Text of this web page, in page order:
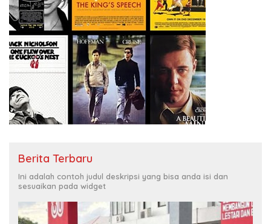
Berita Terbaru
Ini adalah contoh judul deskripsi yang bisa anda isi dan
sesuaikan pada widget